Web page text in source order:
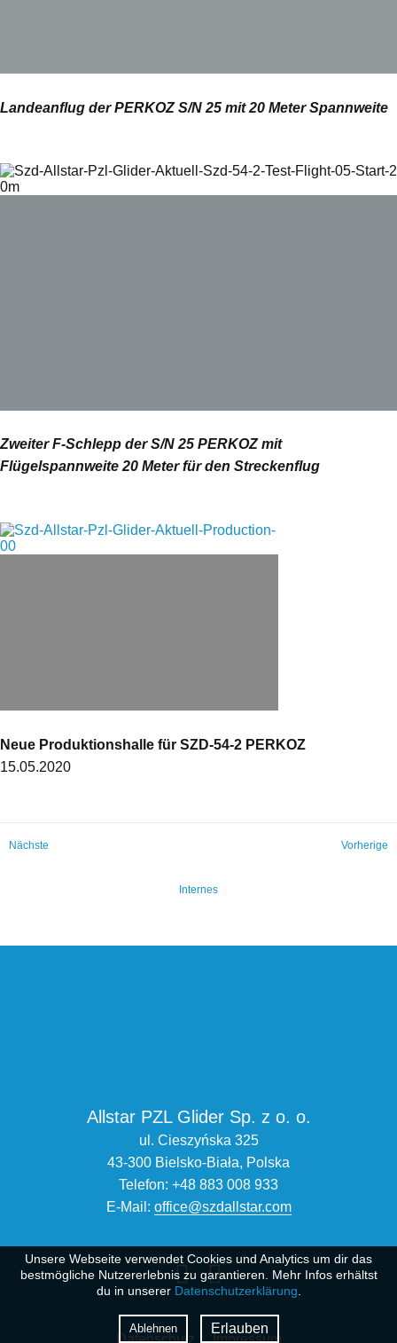
Landeanflug der PERKOZ S/N 25 mit 20 Meter Spannweite
Zweiter F-Schlepp der S/N 25 PERKOZ mit
Flügelspannweite 20 Meter für den Streckenflug
Neue Produktionshalle für SZD-54-2 PERKOZ
15.05.2020
Nächste
Internes
Vorherige
Allstar PZL Glider Sp. z o. o.
ul. Cieszyńska 325
43-300 Bielsko-Biała, Polska
Telefon: +48 883 008 933
E-Mail: office@szdallstar.com
Datenschutz Impressum
Unsere Webseite verwendet Cookies und Analytics um dir das
bestmögliche Nutzererlebnis zu garantieren. Mehr Infos erhältst
du in unserer Datenschutzerklärung
Ablehnen Erlauben